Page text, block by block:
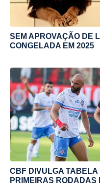
SEM APROVAÇÃO DE
CONGELADA EM 2025
CBF DIVULGA
PRIMEIRAS